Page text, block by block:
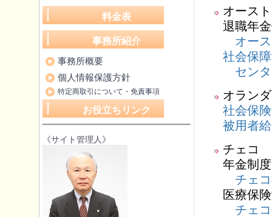
オース
退職年
オー
社会保
セン
オランダ
社会保
被用者
チェコ
年金制度
チェ
医療保
チェ
料金表
事務所紹介
事務所概要
個人情報保護方針
特定商取引について・免責事項
お役立ちリンク
《サイト管理人》